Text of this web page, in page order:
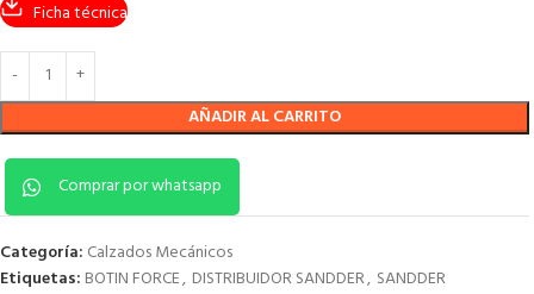
Ficha técnica
AÑADIR AL CARRITO
Comprar por whatsapp
Categoría: Calzados Mecánicos
Etiquetas: BOTIN FORCE, DISTRIBUIDOR SANDDER, SANDDER